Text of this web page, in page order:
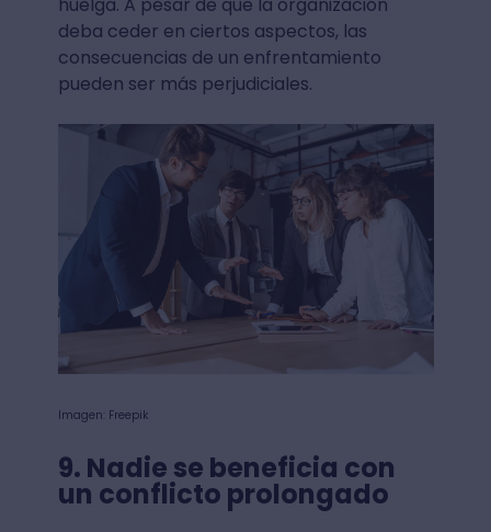
deba ceder en ciertos aspectos, las
consecuencias de un enfrentamiento
pueden ser más perjudiciales.
Imagen: Freepik
9. Nadie se beneficia con
un conflicto prolongado